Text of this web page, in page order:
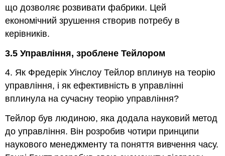
що дозволяє розвивати фабрики. Цей
економічний зрушення створив потребу в
керівників.
3.5 Управління, зроблене Тейлором
4. Як Фредерік Уінслоу Тейлор вплинув на теорію
управління, і як ефективність в управлінні
вплинула на сучасну теорію управління?
Тейлор був людиною, яка додала науковий метод
до управління. Він розробив чотири принципи
наукового менеджменту та поняття вивчення часу.